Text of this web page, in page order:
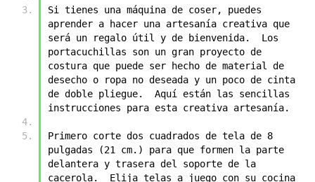
Si tienes una máquina de coser, puedes
aprender a hacer una artesanía creativa que
será un regalo útil y de bienvenida.  Los
portacuchillas son un gran proyecto de
costura que puede ser hecho de material de
desecho o ropa no deseada y un poco de cinta
de doble pliegue.  Aquí están las sencillas
instrucciones para esta creativa artesanía.
Primero corte dos cuadrados de tela de 8
pulgadas (21 cm.) para que formen la parte
delantera y trasera del soporte de la
cacerola.  Elija telas a juego con su cocina